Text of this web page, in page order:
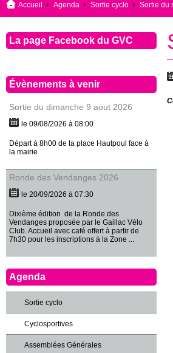
Accueil Agenda Sortie cyclo Sortie du
La page Facebook du GVC
Évènements à venir
Sortie du dimanche 9 aout 2026
le 09/08/2026 à 08:00
Départ à 8h00 de la place Hautpoul face à
la mairie
Ronde des Vendanges 2026
le 20/09/2026 à 07:30
Dixième édition de la Ronde des
Vendanges proposée par le Gaillac Vélo
Club. Accueil avec café offert à partir de
7h30 pour les inscriptions à la Zone ...
Agenda
Sortie cyclo
Cyclosportives
Assemblées Générales